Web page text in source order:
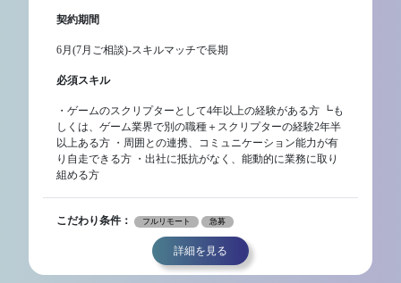
契約期間
6月(7月ご相談)-スキルマッチで長期
必須スキル
・ゲームのスクリプターとして4年以上の経験がある方 ┗も
しくは、ゲーム業界で別の職種＋スクリプターの経験2年半
以上ある方 ・周囲との連携、コミュニケーション能力が有
り自走できる方 ・出社に抵抗がなく、能動的に業務に取り
組める方
こだわり条件： フルリモート 急募
詳細を見る